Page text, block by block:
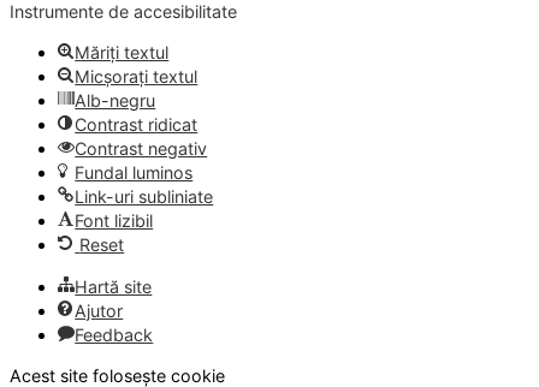
Instrumente de accesibilitate
Măriți textul
Micșorați textul
Alb-negru
Contrast ridicat
Contrast negativ
Fundal luminos
Link-uri subliniate
Font lizibil
Reset
Hartă site
Ajutor
Feedback
Acest site folosește cookie